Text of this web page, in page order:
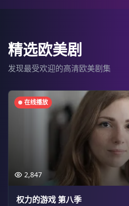
精选欧美剧
发现最受欢迎的高清欧美剧集
在线播放
2,847
权力的游戏 第八季